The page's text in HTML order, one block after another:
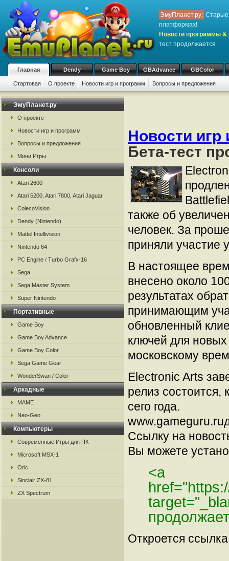
ЭмуПланет.ру: Старые
платформах!
Новости программы &
тест продолжается
Главная Dendy Game Boy GBAdvance GBColor
Стартовая О проекте Новости игр и программ Вопросы и предложения
ЭмуПланет.ру
О проекте
Новости игр и программ
Вопросы и предложения
Мини Игры
Консоли
Atari 2600
Atari 5200, Atari 7800, Atari Jaguar
ColecoVision
Dendy (Nintendo)
Mattel Intellivision
Nintendo 64
PC Engine / Turbo Grafx-16
Sega
Sega Master System
Super Nintendo
Портативные
Game Boy
Game Boy Advance
Game Boy Color
Sega Game Gear
WonderSwan / Color
Аркадные
MAME
Neo-Geo
Компьютеры
Современные Игры для ПК
Microsoft MSX-1
Oric
Sinclair ZX-81
ZX Spectrum
Новости игр
Бета-тест
также об
человек. За
приняли участие
В настоящее
внесено около
результатах
принимающим
обновленный
ключей для новых
московскому
Electronic Arts
релиз состоится,
сего года.
Ссылку на
Вы можете
<a
Откроется